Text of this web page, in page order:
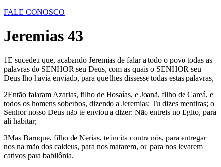
FALE CONOSCO
Jeremias 43
1E sucedeu que, acabando Jeremias de falar a todo o povo todas as
palavras do SENHOR seu Deus, com as quais o SENHOR seu
Deus lho havia enviado, para que lhes dissesse todas estas palavras,
2Então falaram Azarias, filho de Hosaías, e Joanã, filho de Careá, e
todos os homens soberbos, dizendo a Jeremias: Tu dizes mentiras; o
Senhor nosso Deus não te enviou a dizer: Não entreis no Egito, para
ali habitar;
3Mas Baruque, filho de Nerias, te incita contra nós, para entregar-
nos na mão dos caldeus, para nos matarem, ou para nos levarem
cativos para babilônia.